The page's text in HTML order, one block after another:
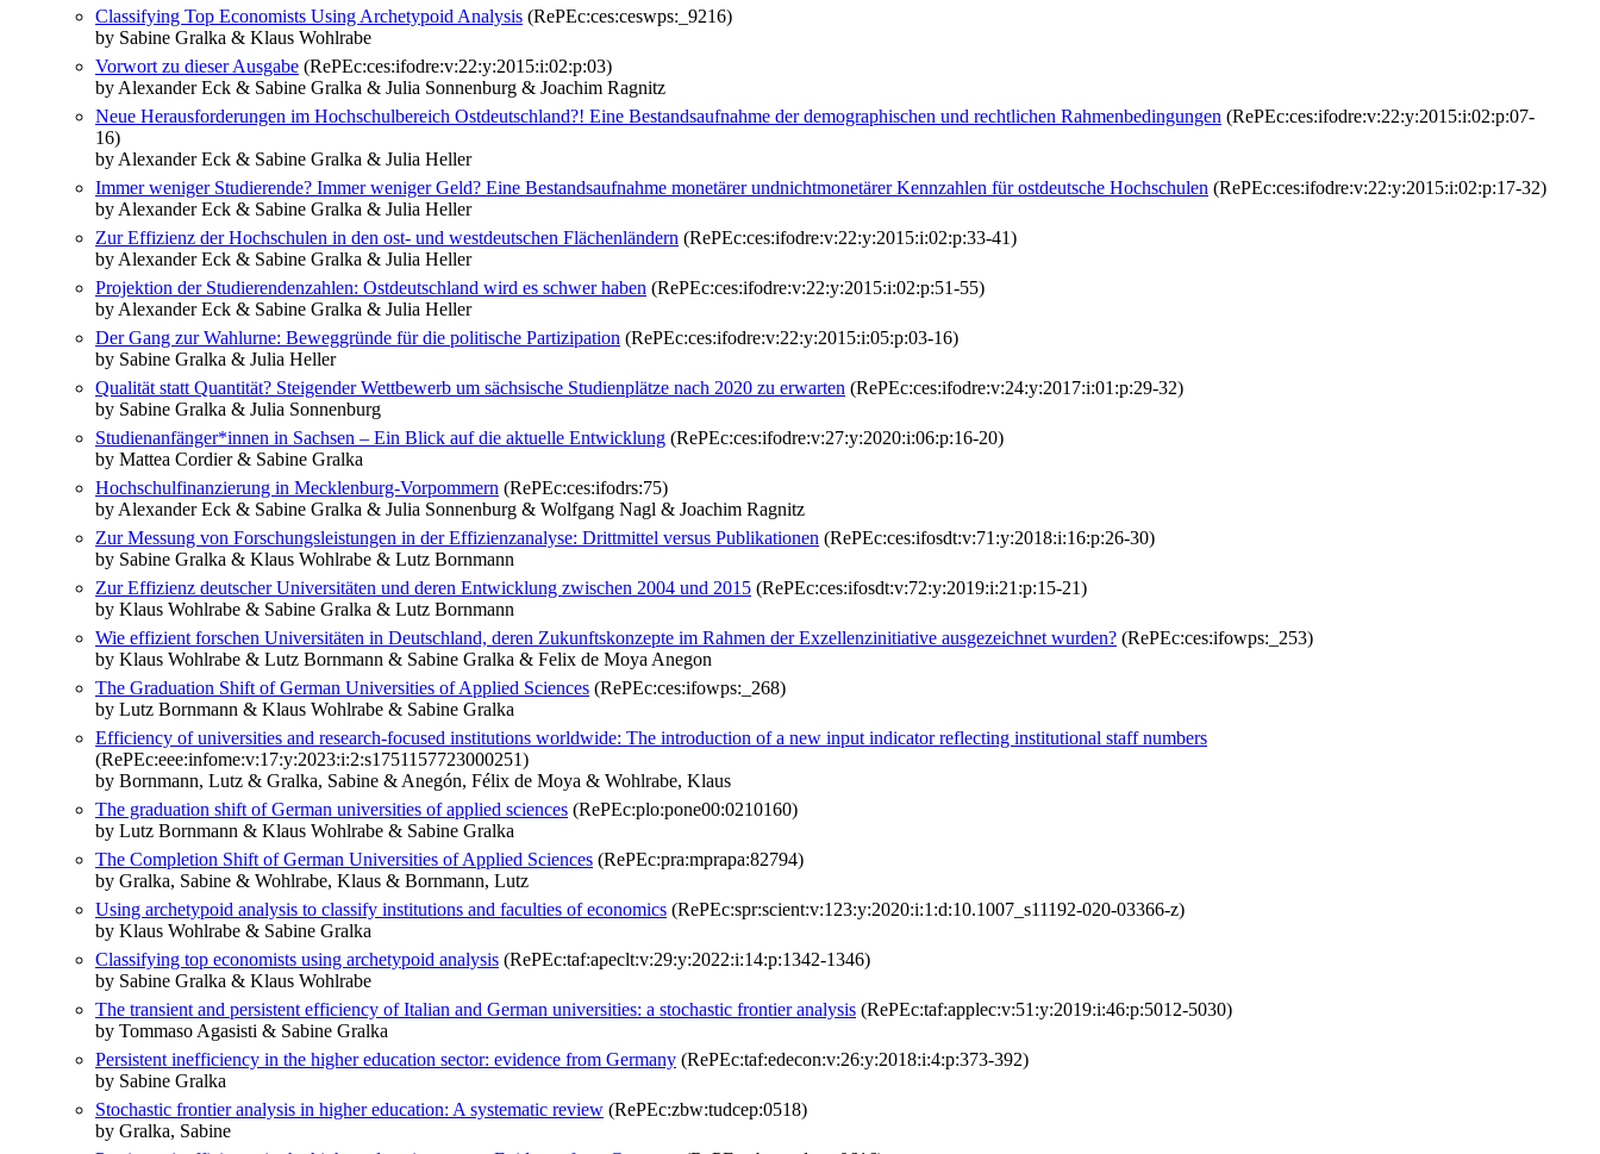
Classifying Top Economists Using Archetypoid Analysis (RePEc:ces:ceswps:_9216)
by Sabine Gralka & Klaus Wohlrabe
Vorwort zu dieser Ausgabe (RePEc:ces:ifodre:v:22:y:2015:i:02:p:03)
by Alexander Eck & Sabine Gralka & Julia Sonnenburg & Joachim Ragnitz
Neue Herausforderungen im Hochschulbereich Ostdeutschland?! Eine Bestandsaufnahme der demographischen und rechtlichen Rahmenbedingungen (RePEc:ces:ifodre:v:22:y:2015:i:02:p:07-
16)
by Alexander Eck & Sabine Gralka & Julia Heller
Immer weniger Studierende? Immer weniger Geld? Eine Bestandsaufnahme monetärer undnichtmonetärer Kennzahlen für ostdeutsche Hochschulen (RePEc:ces:ifodre:v:22:y:2015:i:02:p:17-32)
by Alexander Eck & Sabine Gralka & Julia Heller
Zur Effizienz der Hochschulen in den ost- und westdeutschen Flächenländern (RePEc:ces:ifodre:v:22:y:2015:i:02:p:33-41)
by Alexander Eck & Sabine Gralka & Julia Heller
Projektion der Studierendenzahlen: Ostdeutschland wird es schwer haben (RePEc:ces:ifodre:v:22:y:2015:i:02:p:51-55)
by Alexander Eck & Sabine Gralka & Julia Heller
Der Gang zur Wahlurne: Beweggründe für die politische Partizipation (RePEc:ces:ifodre:v:22:y:2015:i:05:p:03-16)
by Sabine Gralka & Julia Heller
Qualität statt Quantität? Steigender Wettbewerb um sächsische Studienplätze nach 2020 zu erwarten (RePEc:ces:ifodre:v:24:y:2017:i:01:p:29-32)
by Sabine Gralka & Julia Sonnenburg
Studienanfänger*innen in Sachsen – Ein Blick auf die aktuelle Entwicklung (RePEc:ces:ifodre:v:27:y:2020:i:06:p:16-20)
by Mattea Cordier & Sabine Gralka
Hochschulfinanzierung in Mecklenburg-Vorpommern (RePEc:ces:ifodrs:75)
by Alexander Eck & Sabine Gralka & Julia Sonnenburg & Wolfgang Nagl & Joachim Ragnitz
Zur Messung von Forschungsleistungen in der Effizienzanalyse: Drittmittel versus Publikationen (RePEc:ces:ifosdt:v:71:y:2018:i:16:p:26-30)
by Sabine Gralka & Klaus Wohlrabe & Lutz Bornmann
Zur Effizienz deutscher Universitäten und deren Entwicklung zwischen 2004 und 2015 (RePEc:ces:ifosdt:v:72:y:2019:i:21:p:15-21)
by Klaus Wohlrabe & Sabine Gralka & Lutz Bornmann
Wie effizient forschen Universitäten in Deutschland, deren Zukunftskonzepte im Rahmen der Exzellenzinitiative ausgezeichnet wurden? (RePEc:ces:ifowps:_253)
by Klaus Wohlrabe & Lutz Bornmann & Sabine Gralka & Felix de Moya Anegon
The Graduation Shift of German Universities of Applied Sciences (RePEc:ces:ifowps:_268)
by Lutz Bornmann & Klaus Wohlrabe & Sabine Gralka
Efficiency of universities and research-focused institutions worldwide: The introduction of a new input indicator reflecting institutional staff numbers
(RePEc:eee:infome:v:17:y:2023:i:2:s1751157723000251)
by Bornmann, Lutz & Gralka, Sabine & Anegón, Félix de Moya & Wohlrabe, Klaus
The graduation shift of German universities of applied sciences (RePEc:plo:pone00:0210160)
by Lutz Bornmann & Klaus Wohlrabe & Sabine Gralka
The Completion Shift of German Universities of Applied Sciences (RePEc:pra:mprapa:82794)
by Gralka, Sabine & Wohlrabe, Klaus & Bornmann, Lutz
Using archetypoid analysis to classify institutions and faculties of economics (RePEc:spr:scient:v:123:y:2020:i:1:d:10.1007_s11192-020-03366-z)
by Klaus Wohlrabe & Sabine Gralka
Classifying top economists using archetypoid analysis (RePEc:taf:apeclt:v:29:y:2022:i:14:p:1342-1346)
by Sabine Gralka & Klaus Wohlrabe
The transient and persistent efficiency of Italian and German universities: a stochastic frontier analysis (RePEc:taf:applec:v:51:y:2019:i:46:p:5012-5030)
by Tommaso Agasisti & Sabine Gralka
Persistent inefficiency in the higher education sector: evidence from Germany (RePEc:taf:edecon:v:26:y:2018:i:4:p:373-392)
by Sabine Gralka
Stochastic frontier analysis in higher education: A systematic review (RePEc:zbw:tudcep:0518)
by Gralka, Sabine